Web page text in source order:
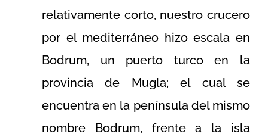
relativamente corto, nuestro crucero
por el mediterráneo hizo escala en
Bodrum, un puerto turco en la
provincia de Mugla; el cual se
encuentra en la península del mismo
nombre Bodrum, frente a la isla